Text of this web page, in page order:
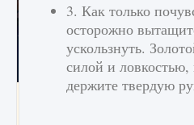
Как разблокировать
3. Как только
осторожно
ускользнуть.
силой и ловкостью,
держите твердую